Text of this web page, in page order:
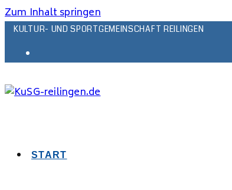
Zum Inhalt springen
KULTUR- UND SPORTGEMEINSCHAFT REILINGEN
START